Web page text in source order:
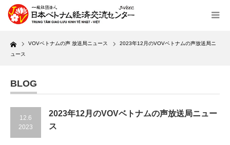
Home VOVベトナムの声 放送局ニュース
2023年12月のVOVベトナムの声放送局ニ
ュース
BLOG
12.6
2023
2023年12月のVOVベトナムの声放送局ニュー
ス